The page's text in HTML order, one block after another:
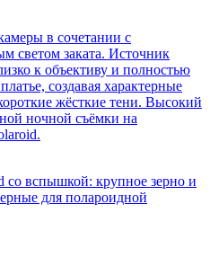
в сочетании с
светом заката. Источник
к объективу и полностью
создавая характерные
жёсткие тени. Высокий
ночной съёмки на
со вспышкой: крупное зерно и
для полароидной